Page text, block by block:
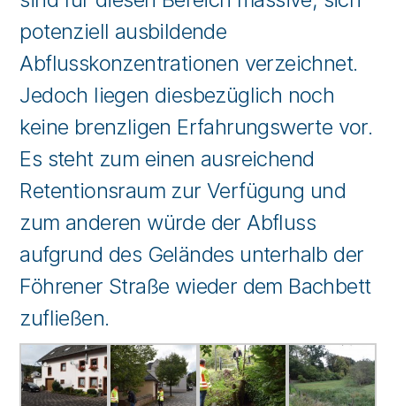
potenziell ausbildende
Abflusskonzentrationen verzeichnet.
Jedoch liegen diesbezüglich noch
keine brenzligen Erfahrungswerte vor.
Es steht zum einen ausreichend
Retentionsraum zur Verfügung und
zum anderen würde der Abfluss
aufgrund des Geländes unterhalb der
Föhrener Straße wieder dem Bachbett
zufließen.